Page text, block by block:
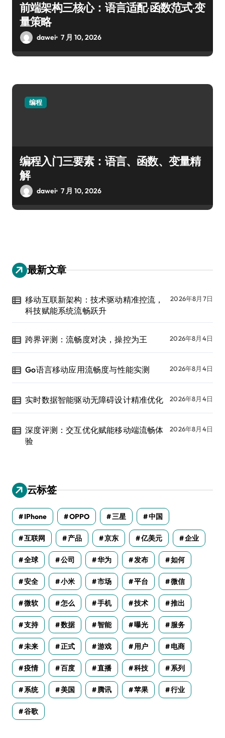
前端架构三核心：语言适配·函数范式·变
量策略
dawei 7 月 10, 2026
编程
编程入门三要素：语言、函数、变量精
解
dawei 7 月 10, 2026
最新文章
移动互联新架构：技术驱动精准控流，
科技赋能系统流畅跃升
2026年8月7日
跨界评测：流畅度对决，操控为王 2026年8月4日
Go语言移动应用流畅度与性能实测 2026年8月4日
实时数据智能驱动无障碍设计精准优化 2026年8月4日
深度评测：交互优化赋能移动端流畅体
验
2026年8月4日
云标签
IPhone OPPO 三星 中国
互联网 产品 京东 亿美元 企业
全球 公司 华为 发布 如何
安全 小米 市场 平台 微信
微软 怎么 手机 技术 推出
支持 数据 智能 曝光 服务
未来 正式 游戏 用户 电商
疫情 百度 直播 科技 系列
系统 美国 腾讯 苹果 行业
谷歌